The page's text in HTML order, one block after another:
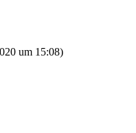
um 15:08)